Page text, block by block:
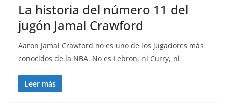
La historia del número 11 del
jugón Jamal Crawford
Aaron Jamal Crawford no es uno de los jugadores más
conocidos de la NBA. No es Lebron, ni Curry, ni
Leer más